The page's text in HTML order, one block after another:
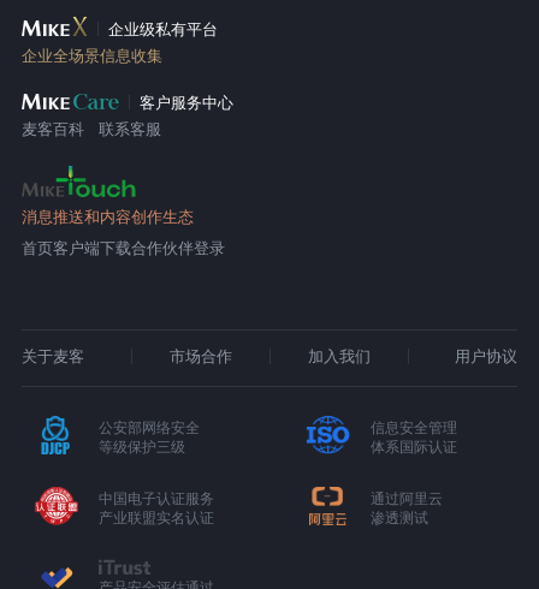
企业级私有平台
企业全场景信息收集
客户服务中心
麦客百科
联系客服
消息推送和内容创作生态
首页客户端下载合作伙伴登录
关于麦客 市场合作 加入我们 用户协议
公安部网络安全
等级保护三级
信息安全管理
体系国际认证
中国电子认证服务
产业联盟实名认证
通过阿里云
渗透测试